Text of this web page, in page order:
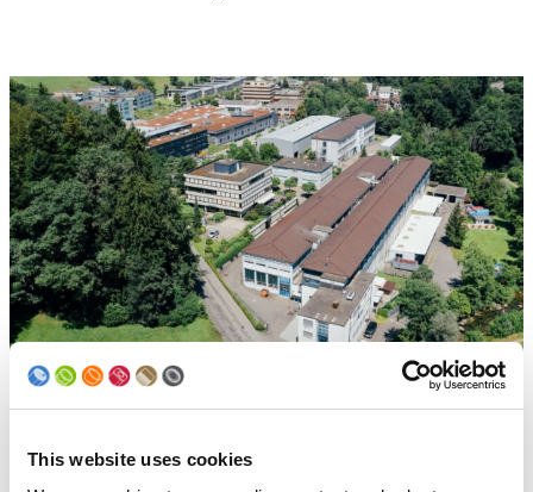
This website uses cookies
Dein Ausbildungsort in Bergdietikon
Bergdietikon ist mit dem Auto oder mit ÖV, dank